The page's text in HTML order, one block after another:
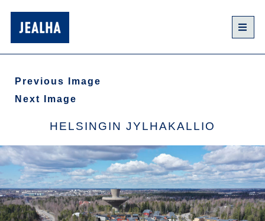
Previous Image
Next Image
HELSINGIN JYLHAKALLIO